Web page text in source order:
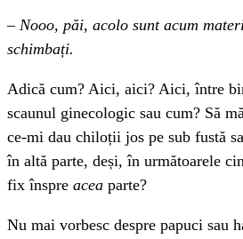
– Nooo, păi, acolo sunt acum
schimbați.
Adică cum? Aici, aici? Aici, între
scaunul ginecologic sau cum? Să
ce-mi dau chiloții jos pe sub fustă
în altă parte, deși, în următoarele
fix înspre acea parte?
Nu mai vorbesc despre papuci sau